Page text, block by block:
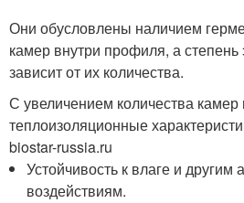
Они обусловлены наличием
камер внутри профиля, а
зависит от их количества.
С увеличением количества
теплоизоляционные
biostar-russia.ru
Устойчивость к влаге и
воздействиям.